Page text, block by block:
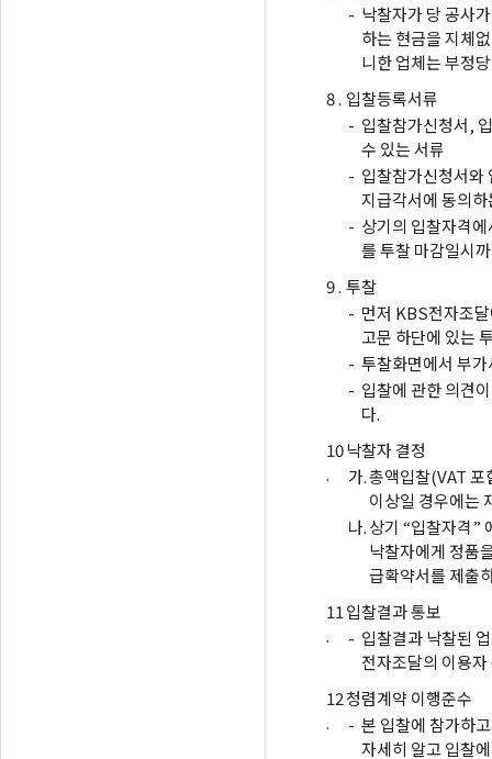
- 낙찰자가 당 공사
하는 현금을 지체
니한 업체는 부정
8 . 입찰등록서류
- 입찰참가신청서,
수 있는 서류
- 입찰참가신청서와
지급각서에 동의
- 상기의 입찰자격
를 투찰 마감일시
9 . 투찰
- 먼저 KBS전자조
고문 하단에 있는
- 투찰화면에서 부
- 입찰에 관한 의견
다.
10
.
낙찰자 결정
가.총액입찰(VAT 포
이상일 경우에는
나.상기 “입찰자격”
낙찰자에게 정품
급확약서를 제출
11
.
입찰결과 통보
- 입찰결과 낙찰된
전자조달의 이용
12
.
청렴계약 이행준수
- 본 입찰에 참가하
자세히 알고 입찰